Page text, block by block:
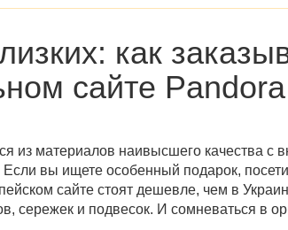
как
сайте
из материалов наивысшего качества с
вы ищете особенный подарок,
сайте стоят дешевле, чем в
сережек и подвесок. И сомневаться в